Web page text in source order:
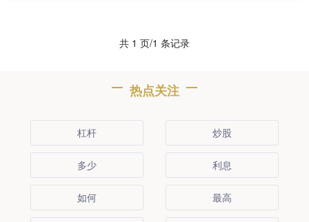
共 1 页/1 条记录
热点关注
杠杆 炒股
多少 利息
如何 最高